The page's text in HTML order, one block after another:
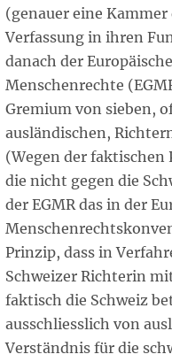
(genauer eine
Verfassung in ihren
danach der
Menschenrechte
Gremium von sieben,
ausländischen,
(Wegen der
die nicht gegen die
der EGMR das in der
Prinzip, dass in
Schweizer Richterin
faktisch die Schweiz
ausschliesslich von
Verständnis für die